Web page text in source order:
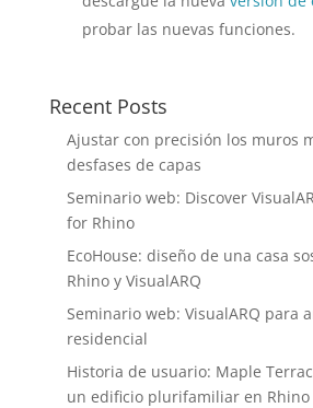
probar las nuevas funciones.
Recent Posts
Ajustar con precisión los muros
desfases de capas
Seminario web: Discover
for Rhino
EcoHouse: diseño de una casa
Rhino y VisualARQ
Seminario web: VisualARQ para
residencial
Historia de usuario: Maple
un edificio plurifamiliar en Rhino